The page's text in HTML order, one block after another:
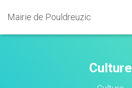
Mairie de Pouldreuzic
Culture